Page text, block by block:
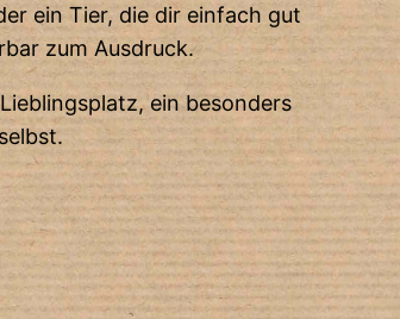
ein Tier, die dir einfach gut
zum Ausdruck.
ein besonders